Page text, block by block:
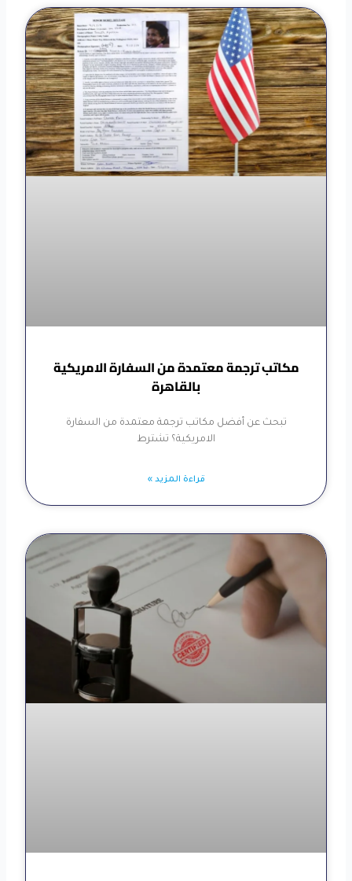
مكاتب ترجمة معتمدة من السفارة الامريكية
بالقاهرة
تبحث عن أفضل مكاتب ترجمة معتمدة من السفارة
الامريكية؟ تشترط
قراءة المزيد »